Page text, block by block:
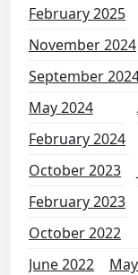
February 2025
November 2024
September
May 2024
February 2024
October 2023
February 2023
October 2022
June 2022